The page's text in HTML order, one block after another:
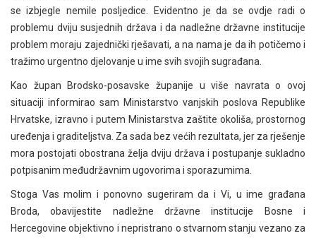
se izbjegle nemile posljedice. Evidentno je da se ovdje radi o
problemu dviju susjednih država i da nadležne državne institucije
problem moraju zajednički rješavati, a na nama je da ih potičemo i
tražimo urgentno djelovanje u ime svih svojih sugrađana.
Kao župan Brodsko-posavske županije u više navrata o ovoj
situaciji informirao sam Ministarstvo vanjskih poslova Republike
Hrvatske, izravno i putem Ministarstva zaštite okoliša, prostornog
uređenja i graditeljstva. Za sada bez većih rezultata, jer za rješenje
mora postojati obostrana želja dviju država i postupanje sukladno
potpisanim međudržavnim ugovorima i sporazumima.
Stoga Vas molim i ponovno sugeriram da i Vi, u ime građana
Broda, obavijestite nadležne državne institucije Bosne i
Hercegovine objektivno i nepristrano o stvarnom stanju vezano za